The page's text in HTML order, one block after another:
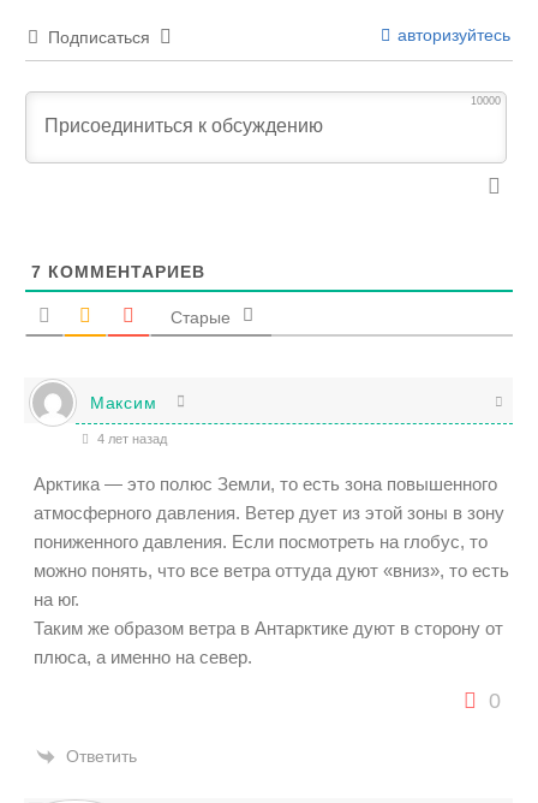
Подписаться авторизуйтесь
10000
7 КОММЕНТАРИЕВ
Старые
Максим
4 лет назад
Арктика — это полюс Земли, то есть зона повышенного
атмосферного давления. Ветер дует из этой зоны в зону
пониженного давления. Если посмотреть на глобус, то
можно понять, что все ветра оттуда дуют «вниз», то есть
на юг.
Таким же образом ветра в Антарктике дуют в сторону от
плюса, а именно на север.
0
Ответить